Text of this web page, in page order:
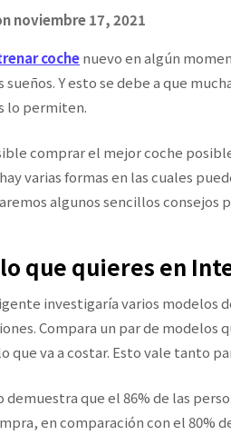
noviembre 17, 2021
cochenuevo en algún
Y esto se debe a que
lo permiten.
comprar el mejor coche
varias formas en las cuales
algunos sencillos consejos
que quieres en
investigaría varios modelos
Compara un par de modelos
que va a costar. Esto vale tanto
que el 86% de las
en comparación con el 80%